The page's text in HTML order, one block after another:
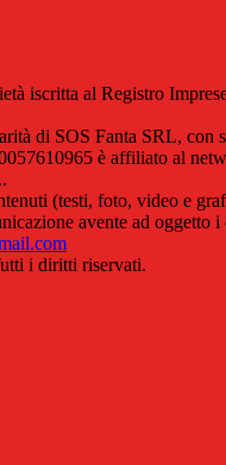
iscritta al Registro
di SOS Fanta SRL, con
è affiliato al
(testi, foto, video e
avente ad oggetto i
i diritti riservati.